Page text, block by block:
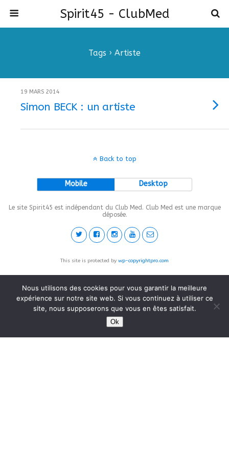
Spirit45 - ClubMed
Tags › Artiste
19 MARS 2014
Simon BECK : un artiste
Back to top
Mobile Desktop
Le site Spirit45 est indépendant du Club Med. Club Med est une marque
déposée.
This site is protected by wp-copyrightpro.com
Nous utilisons des cookies pour vous garantir la meilleure
expérience sur notre site web. Si vous continuez à utiliser ce
site, nous supposerons que vous en êtes satisfait.
Ok